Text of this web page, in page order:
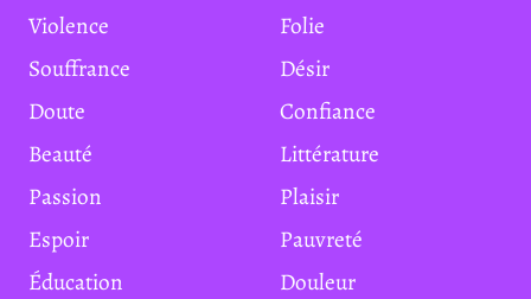
Violence
Folie
Souffrance
Désir
Doute
Confiance
Beauté
Littérature
Passion
Plaisir
Espoir
Pauvreté
Éducation
Douleur